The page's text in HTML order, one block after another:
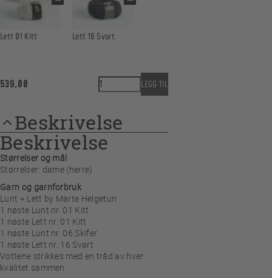
Lett 01 Kitt Lett 16 Svart
539,00 HappyHands Cozy Cabin antall
LEGG TIL
Beskrivelse
Beskrivelse
Størrelser og mål
Størrelser: dame (herre)
Garn og garnforbruk
Lunt + Lett by Marte Helgetun
1 nøste Lunt nr. 01 Kitt
1 nøste Lett nr. 01 Kitt
1 nøste Lunt nr. 06 Skifer
1 nøste Lett nr. 16 Svart
Vottene strikkes med en tråd av hver
kvalitet sammen